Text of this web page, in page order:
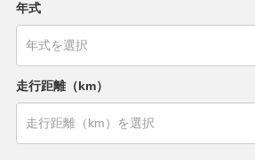
年式
走行距離（km）